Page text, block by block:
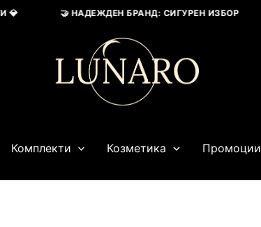
Комплекти Козметика Промоции
🤝 НАДЕЖДЕН БРАНД: СИГУРЕН ИЗБОР